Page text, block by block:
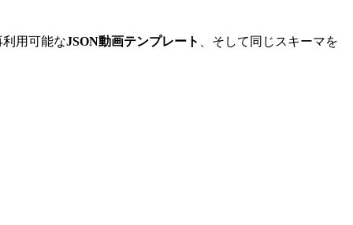
用可能なJSON動画テンプレート
、そして同じスキーマを